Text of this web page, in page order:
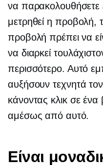
να παρακολουθήσετε
μετρηθεί η προβολή,
προβολή πρέπει να
να διαρκεί
περισσότερο. Αυτό
αυξήσουν τεχνητά
κάνοντας κλικ σε ένα
αμέσως από αυτό.
Είναι